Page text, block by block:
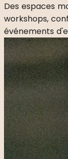
Des espaces
workshops,
événements